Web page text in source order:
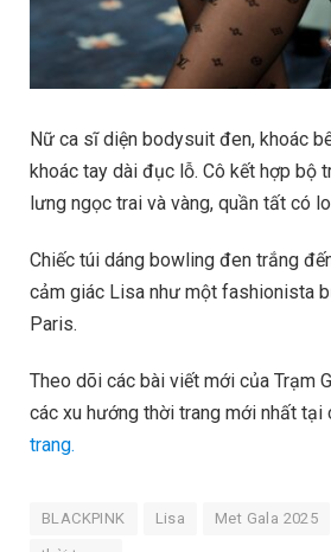
Nữ ca sĩ diện bodysuit đen, khoác
khoác tay dài đục lỗ. Cô kết hợp bộ
lưng ngọc trai và vàng, quần tất có
Chiếc túi dáng bowling đen trắng
cảm giác Lisa như một fashionista
Paris.
Theo dõi các bài viết mới của Trạm
các xu hướng thời trang mới nhất tại
trang.
BLACKPINK Lisa Met Gala 2025